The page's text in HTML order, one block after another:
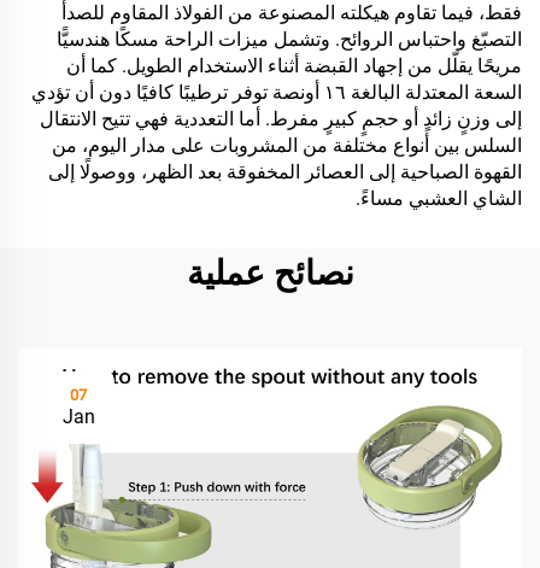
فقط، فيما تقاوم هيكلته المصنوعة من الفولاذ المقاوم للصدأ
التصبّغ واحتباس الروائح. وتشمل ميزات الراحة مسكًا هندسيًّا
مريحًا يقلّل من إجهاد القبضة أثناء الاستخدام الطويل. كما أن
السعة المعتدلة البالغة ١٦ أونصة توفر ترطيبًا كافيًا دون أن تؤدي
إلى وزنٍ زائدٍ أو حجمٍ كبيرٍ مفرط. أما التعددية فهي تتيح الانتقال
السلس بين أنواع مختلفة من المشروبات على مدار اليوم، من
القهوة الصباحية إلى العصائر المخفوقة بعد الظهر، ووصولًا إلى
الشاي العشبي مساءً.
نصائح عملية
07
Jan